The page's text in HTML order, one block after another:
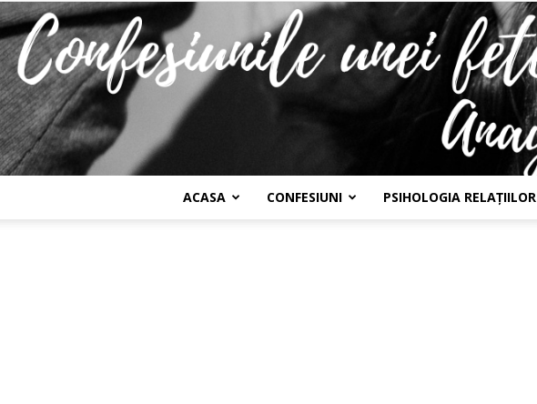
ACASA CONFESIUNI PSIHOLOGIA RELAȚIILOR